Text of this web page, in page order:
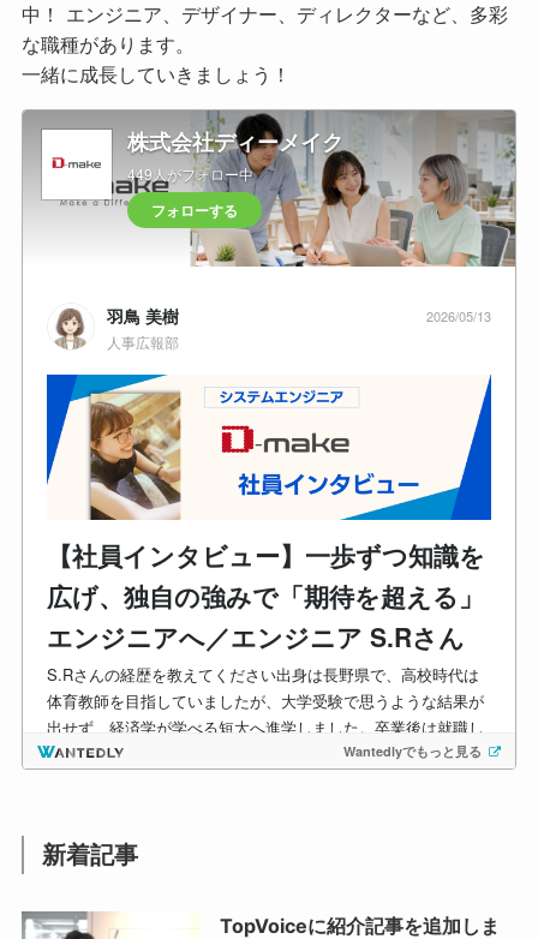
中！ エンジニア、デザイナー、ディレクターなど、多彩
な職種があります。
一緒に成長していきましょう！
新着記事
TopVoiceに紹介記事を追加しま